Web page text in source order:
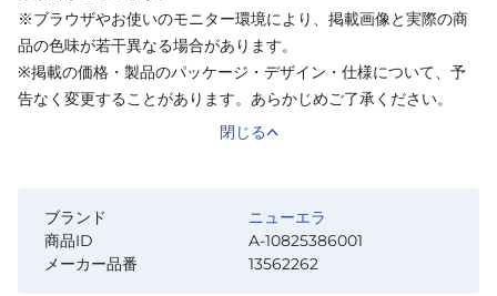
※ブラウザやお使いのモニター環境により、掲載画像と実際の商
品の色味が若干異なる場合があります。
※掲載の価格・製品のパッケージ・デザイン・仕様について、予
告なく変更することがあります。あらかじめご了承ください。
閉じる
ブランド
ニューエラ
商品ID
A-10825386001
メーカー品番
13562262